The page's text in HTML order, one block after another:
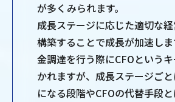
が多くみられます。
成長ステージに応じた適切な
構築することで成長が加速し
金調達を行う際にCFOという
かれますが、成長ステージご
になる段階やCFOの代替手段